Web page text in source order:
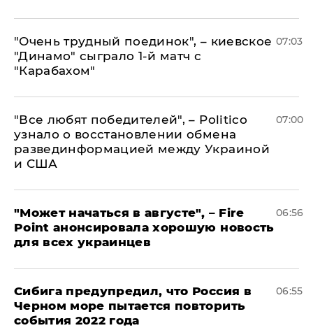
"Очень трудный поединок", – киевское
"Динамо" сыграло 1-й матч с
"Карабахом"
07:03
​"Все любят победителей", – Politico
узнало о восстановлении обмена
развединформацией между Украиной
и США
07:00
"Может начаться в августе", – Fire
Point анонсировала хорошую новость
для всех украинцев
06:56
Сибига предупредил, что Россия в
Черном море пытается повторить
события 2022 года
06:55